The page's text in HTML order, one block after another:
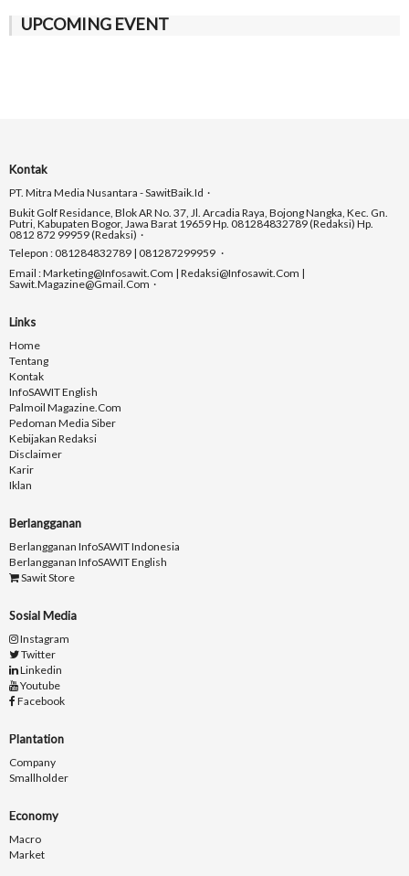
UPCOMING EVENT
Kontak
PT. Mitra Media Nusantara - SawitBaik.id
Bukit Golf Residance, Blok AR No. 37, Jl. Arcadia Raya, Bojong Nangka, Kec. Gn.
Putri, Kabupaten Bogor, Jawa Barat 19659 Hp. 081284832789 (Redaksi) Hp.
0812 872 99959 (Redaksi)
Telepon : 081284832789 | 081287299959
Email : Marketing@infosawit.com | Redaksi@infosawit.com |
Sawit.magazine@gmail.com
Links
Home
Tentang
Kontak
InfoSAWIT English
Palmoil Magazine.com
Pedoman Media Siber
Kebijakan Redaksi
Disclaimer
Karir
Iklan
Berlangganan
Berlangganan InfoSAWIT Indonesia
Berlangganan InfoSAWIT English
Sawit Store
Sosial Media
Instagram
Twitter
Linkedin
Youtube
Facebook
Plantation
Company
Smallholder
Economy
Macro
Market